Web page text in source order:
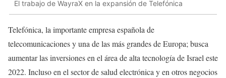
El trabajo de WayraX en la expansión de Telefónica
Telefónica, la importante empresa española de
telecomunicaciones y una de las más grandes de Europa; busca
aumentar las inversiones en el área de alta tecnología de Israel este
2022. Incluso en el sector de salud electrónica y en otros negocios